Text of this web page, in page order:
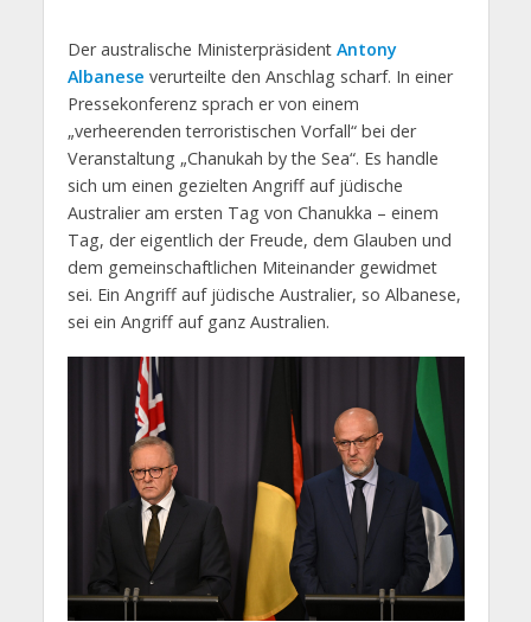
Der australische Ministerpräsident Antony
Albanese verurteilte den Anschlag scharf. In einer
Pressekonferenz sprach er von einem
„verheerenden terroristischen Vorfall“ bei der
Veranstaltung „Chanukah by the Sea“. Es handle
sich um einen gezielten Angriff auf jüdische
Australier am ersten Tag von Chanukka – einem
Tag, der eigentlich der Freude, dem Glauben und
dem gemeinschaftlichen Miteinander gewidmet
sei. Ein Angriff auf jüdische Australier, so Albanese,
sei ein Angriff auf ganz Australien.